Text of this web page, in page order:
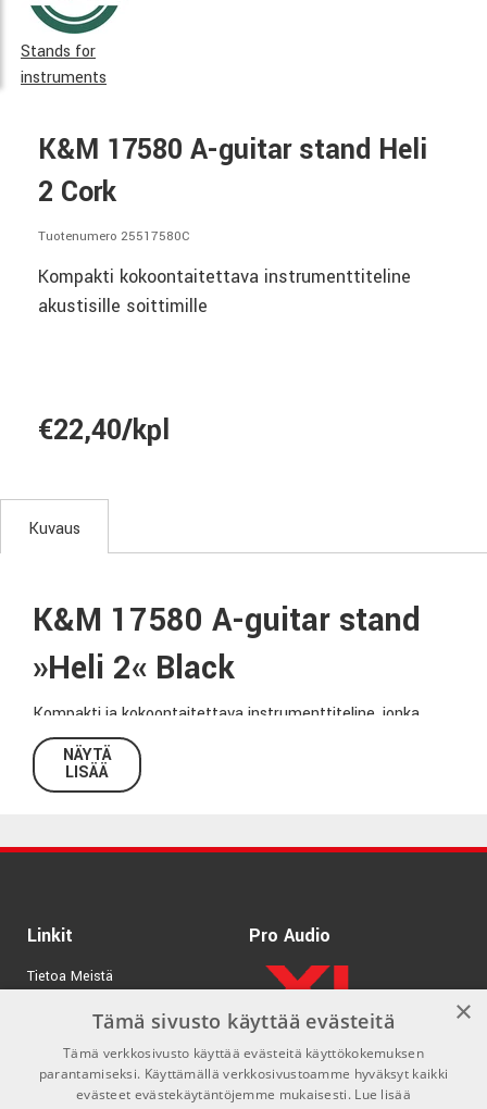
Stands for
instruments
K&M 17580 A-guitar stand Heli
2 Cork
Tuotenumero 25517580C
Kompakti kokoontaitettava instrumenttiteline
akustisille soittimille
€22,40/kpl
Kuvaus
K&M 17580 A-guitar stand
»Heli 2« Black
Kompakti ja kokoontaitettava instrumenttiteline, jonka
kuminen pintamateriaali suojaa soitintasi erityisen hyvin.
Innovatiivinen säätömekanismi mahdollistaa erikokoisten
akustisien soittimien, kuten akustisen kitaran, sellon tai
integroidut plektrapidikkeet.
Koko taitettuna:
365mm x 295mm x 30mm
Materiaali:
Teräs
Väri:
Korkki
Paino:
0,95Kg
NÄYTÄ
LISÄÄ
Linkit
Tietoa Meistä
Tuotemerkit
Kirjaudu
GDPR & Cookies
Pro Audio
×
Tämä sivusto käyttää evästeitä
Tämä verkkosivusto käyttää evästeitä käyttökokemuksen
parantamiseksi. Käyttämällä verkkosivustoamme hyväksyt kaikki
evästeet evästekäytäntöjemme mukaisesti. Lue lisää